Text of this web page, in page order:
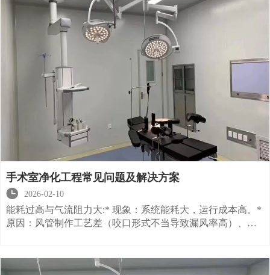
二、关键指标标准1. Ⅰ级手术室：工作区平均风速
0.20~0.25m/s，风速不均匀度需控制在0.24以内，温度
21~25℃，相对湿度30~60%，噪声≤51dB(A)，照度≥350Lux。
2. 细菌浓度：采用沉降法测定时，每区最小培养皿数需符合
规范要求（如5级区域需13个皿）；采用浮游法时，每次采样
时间不应超过30分钟。
手术室净化工程常见问题及解决方案

2026-02-10
能耗过高与气流阻力大:* 现象：系统能耗大，运行成本高。*
原因：风管制作工艺差（咬口形式不当导致漏风率高）、管
管的边长，或加装导流片以减少阻力。